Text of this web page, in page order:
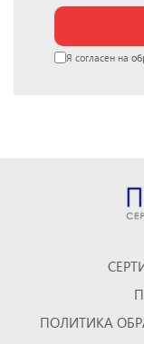
Я согласен на
ПОЛИТИКА